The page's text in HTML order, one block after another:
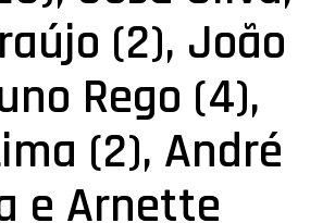
(2), João
Rego (4),
(2), André
e Arnette